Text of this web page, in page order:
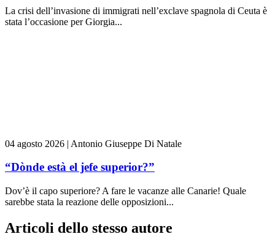
La crisi dell’invasione di immigrati nell’exclave spagnola di Ceuta è
stata l’occasione per Giorgia...
04 agosto 2026 | Antonio Giuseppe Di Natale
“Dònde està el jefe superior?”
Dov’è il capo superiore? A fare le vacanze alle Canarie! Quale
sarebbe stata la reazione delle opposizioni...
Articoli dello stesso autore